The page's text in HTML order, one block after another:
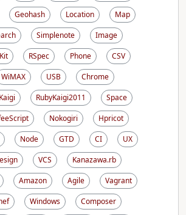
Geohash Location
Map
Simplenote
Image
RSpec Phone
CSV
WiMAX
USB
Chrome
RubyKaigi2011
Space
Nokogiri
Hpricot
Node GTD CI
UX
VCS
Kanazawa.rb
Amazon Agile
Vagrant
Windows
Composer